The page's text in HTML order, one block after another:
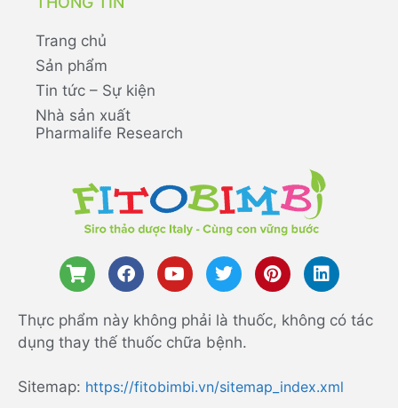
Trang chủ
Sản phẩm
Tin tức – Sự kiện
Nhà sản xuất
Pharmalife Research
Thực phẩm này không phải là thuốc, không có tác
dụng thay thế thuốc chữa bệnh.
Sitemap: https://fitobimbi.vn/sitemap_index.xml